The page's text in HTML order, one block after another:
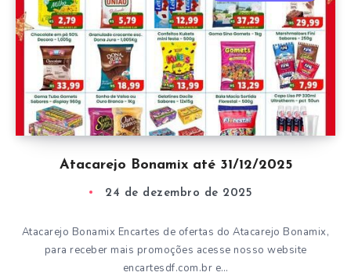
Atacarejo Bonamix até 31/12/2025
24 de dezembro de 2025
Atacarejo Bonamix Encartes de ofertas do Atacarejo Bonamix,
para receber mais promoções acesse nosso website
encartesdf.com.br e…